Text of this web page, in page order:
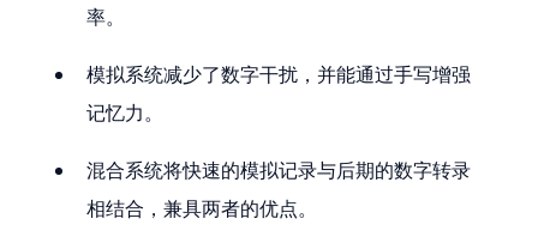
率。
模拟系统减少了数字干扰，并能通过手写增强
记忆力。
混合系统将快速的模拟记录与后期的数字转录
相结合，兼具两者的优点。